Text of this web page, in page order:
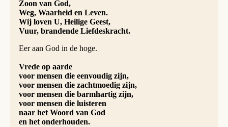
Zoon van God,
Weg, Waarheid en Leven.
Wij loven U, Heilige Geest,
Vuur, brandende Liefdeskracht.
Eer aan God in de hoge.
Vrede op aarde
voor mensen die eenvoudig zijn,
voor mensen die zachtmoedig zijn,
voor mensen die barmhartig zijn,
voor mensen die luisteren
naar het Woord van God
en het onderhouden.